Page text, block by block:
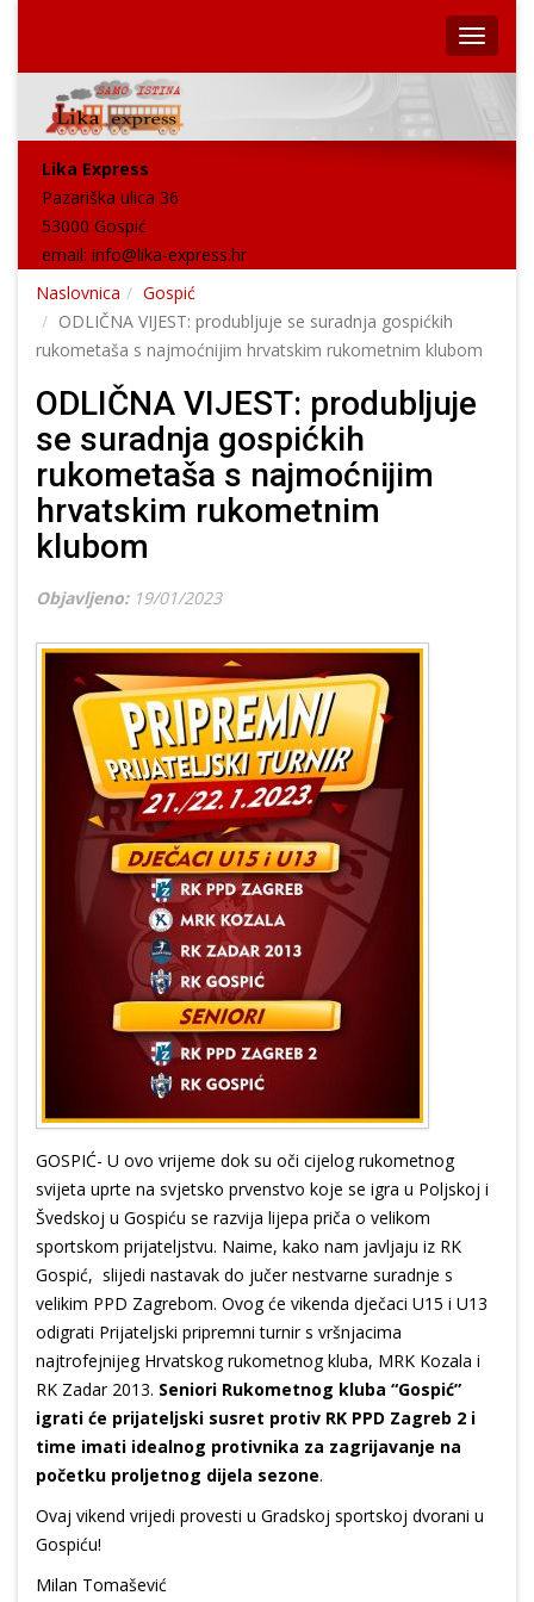
Lika Express
Pazariška ulica 36
53000 Gospić
email: info@lika-express.hr
Naslovnica
Gospić
ODLIČNA VIJEST: produbljuje se suradnja gospićkih
rukometaša s najmoćnijim hrvatskim rukometnim klubom
ODLIČNA VIJEST: produbljuje
se suradnja gospićkih
rukometaša s najmoćnijim
hrvatskim rukometnim
klubom
Objavljeno: 19/01/2023
GOSPIĆ- U ovo vrijeme dok su oči cijelog rukometnog
svijeta uprte na svjetsko prvenstvo koje se igra u Poljskoj i
Švedskoj u Gospiću se razvija lijepa priča o velikom
sportskom prijateljstvu. Naime, kako nam javljaju iz RK
Gospić, slijedi nastavak do jučer nestvarne suradnje s
velikim PPD Zagrebom. Ovog će vikenda dječaci U15 i U13
odigrati Prijateljski pripremni turnir s vršnjacima
najtrofejnijeg Hrvatskog rukometnog kluba, MRK Kozala i
RK Zadar 2013. Seniori Rukometnog kluba “Gospić”
igrati će prijateljski susret protiv RK PPD Zagreb 2 i
time imati idealnog protivnika za zagrijavanje na
početku proljetnog dijela sezone.
Ovaj vikend vrijedi provesti u Gradskoj sportskoj dvorani u
Gospiću!
Milan Tomašević